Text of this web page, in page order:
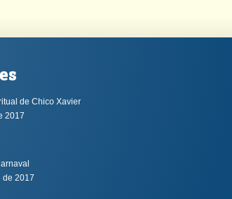
de Chico Xavier
2017
de 2017